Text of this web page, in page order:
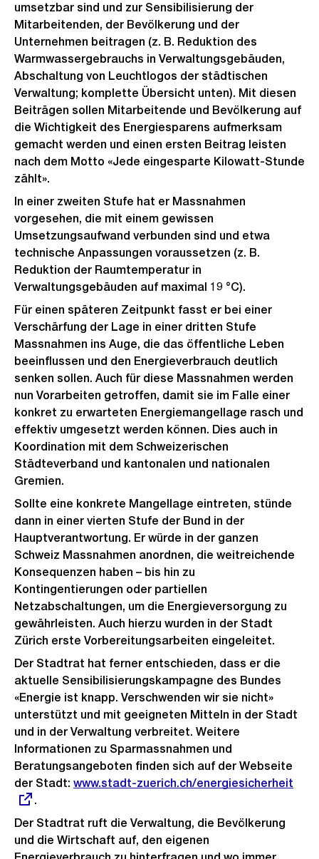
umsetzbar sind und zur Sensibilisierung der
Mitarbeitenden, der Bevölkerung und der
Unternehmen beitragen (z. B. Reduktion des
Warmwassergebrauchs in Verwaltungsgebäuden,
Abschaltung von Leuchtlogos der städtischen
Verwaltung; komplette Übersicht unten). Mit diesen
Beiträgen sollen Mitarbeitende und Bevölkerung auf
die Wichtigkeit des Energiesparens aufmerksam
gemacht werden und einen ersten Beitrag leisten
nach dem Motto «Jede eingesparte Kilowatt-Stunde
zählt».
In einer zweiten Stufe hat er Massnahmen
vorgesehen, die mit einem gewissen
Umsetzungsaufwand verbunden sind und etwa
technische Anpassungen voraussetzen (z. B.
Reduktion der Raumtemperatur in
Verwaltungsgebäuden auf maximal 19 °C).
Für einen späteren Zeitpunkt fasst er bei einer
Verschärfung der Lage in einer dritten Stufe
Massnahmen ins Auge, die das öffentliche Leben
beeinflussen und den Energieverbrauch deutlich
senken sollen. Auch für diese Massnahmen werden
nun Vorarbeiten getroffen, damit sie im Falle einer
konkret zu erwarteten Energiemangellage rasch und
effektiv umgesetzt werden können. Dies auch in
Koordination mit dem Schweizerischen
Städteverband und kantonalen und nationalen
Gremien.
Sollte eine konkrete Mangellage eintreten, stünde
dann in einer vierten Stufe der Bund in der
Hauptverantwortung. Er würde in der ganzen
Schweiz Massnahmen anordnen, die weitreichende
Konsequenzen haben – bis hin zu
Kontingentierungen oder partiellen
Netzabschaltungen, um die Energieversorgung zu
gewährleisten. Auch hierzu wurden in der Stadt
Zürich erste Vorbereitungsarbeiten eingeleitet.
Der Stadtrat hat ferner entschieden, dass er die
aktuelle Sensibilisierungskampagne des Bundes
«Energie ist knapp. Verschwenden wir sie nicht»
unterstützt und mit geeigneten Mitteln in der Stadt
und in der Verwaltung verbreitet. Weitere
Informationen zu Sparmassnahmen und
Beratungsangeboten finden sich auf der Webseite
der Stadt: Externer
www.stadt-zuerich.ch/energiesicherheit
.
Der Stadtrat ruft die Verwaltung, die Bevölkerung
und die Wirtschaft auf, den eigenen